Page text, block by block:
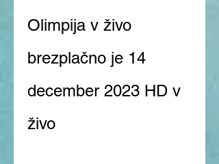
Olimpija v živo
brezplačno je 14
december 2023 HD v
živo